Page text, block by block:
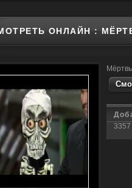
ОНЛАЙН :
3357